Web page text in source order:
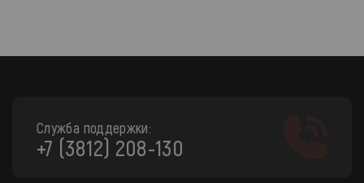
Служба поддержки:
+7 (3812) 208-130